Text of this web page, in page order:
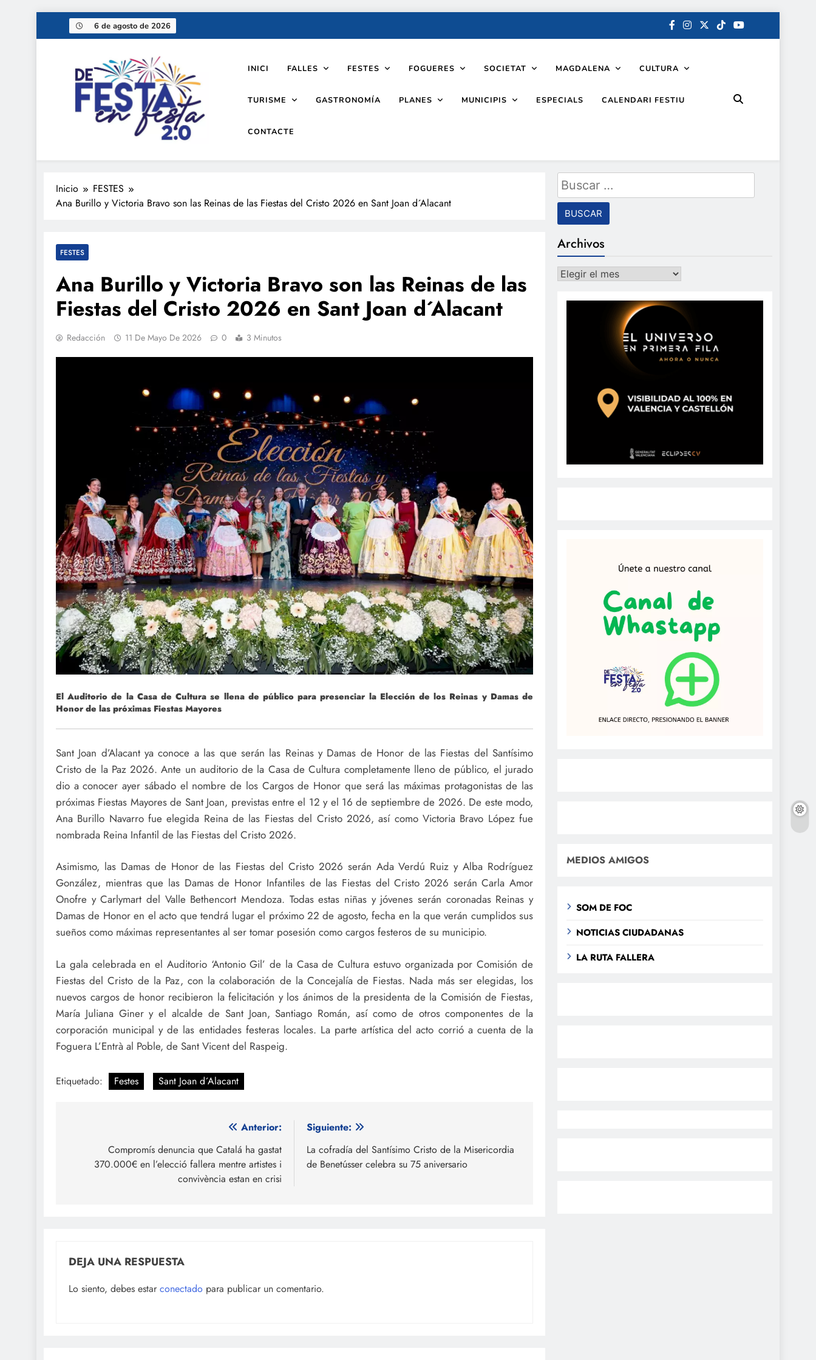
6 de agosto de 2026
De festa en festa 2.0
INICI FALLES FESTES FOGUERES SOCIETAT MAGDALENA CULTURA
TURISME GASTRONOMÍA PLANES MUNICIPIS ESPECIALS CALENDARI FESTIU
CONTACTE
Inicio
FESTES
Ana Burillo y Victoria Bravo son las Reinas de las Fiestas del Cristo 2026 en Sant Joan d´Alacant
FESTES
Ana Burillo y Victoria Bravo son las Reinas de las
Fiestas del Cristo 2026 en Sant Joan d´Alacant
Redacción 11 De Mayo De 2026 0 3 Minutos
El Auditorio de la Casa de Cultura se llena de público para presenciar la Elección de los Reinas y Damas de
Honor de las próximas Fiestas Mayores
Sant Joan d’Alacant ya conoce a las que serán las Reinas y Damas de Honor de las Fiestas del Santísimo
Cristo de la Paz 2026. Ante un auditorio de la Casa de Cultura completamente lleno de público, el jurado
dio a conocer ayer sábado el nombre de los Cargos de Honor que será las máximas protagonistas de las
próximas Fiestas Mayores de Sant Joan, previstas entre el 12 y el 16 de septiembre de 2026. De este modo,
Ana Burillo Navarro fue elegida Reina de las Fiestas del Cristo 2026, así como Victoria Bravo López fue
nombrada Reina Infantil de las Fiestas del Cristo 2026.
Asimismo, las Damas de Honor de las Fiestas del Cristo 2026 serán Ada Verdú Ruiz y Alba Rodríguez
González, mientras que las Damas de Honor Infantiles de las Fiestas del Cristo 2026 serán Carla Amor
Onofre y Carlymart del Valle Bethencort Mendoza. Todas estas niñas y jóvenes serán coronadas Reinas y
Damas de Honor en el acto que tendrá lugar el próximo 22 de agosto, fecha en la que verán cumplidos sus
sueños como máximas representantes al ser tomar posesión como cargos festeros de su municipio.
La gala celebrada en el Auditorio ‘Antonio Gil’ de la Casa de Cultura estuvo organizada por Comisión de
Fiestas del Cristo de la Paz, con la colaboración de la Concejalía de Fiestas. Nada más ser elegidas, los
nuevos cargos de honor recibieron la felicitación y los ánimos de la presidenta de la Comisión de Fiestas,
María Juliana Giner y el alcalde de Sant Joan, Santiago Román, así como de otros componentes de la
corporación municipal y de las entidades festeras locales. La parte artística del acto corrió a cuenta de la
Foguera L’Entrà al Poble, de Sant Vicent del Raspeig.
Etiquetado: Festes Sant Joan d´Alacant
entradas
Anterior:
Compromís denuncia que Catalá ha gastat
370.000€ en l’elecció fallera mentre artistes i
convivència estan en crisi
Siguiente:
La cofradía del Santísimo Cristo de la Misericordia
de Benetússer celebra su 75 aniversario
DEJA UNA RESPUESTA
Lo siento, debes estar conectado para publicar un comentario.
Buscar:
Archivos
Archivos
MEDIOS AMIGOS
SOM DE FOC
NOTICIAS CIUDADANAS
LA RUTA FALLERA